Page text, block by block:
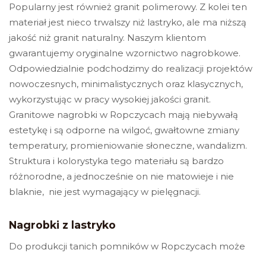
Popularny jest również granit polimerowy. Z kolei ten
materiał jest nieco trwalszy niż lastryko, ale ma niższą
jakość niż granit naturalny. Naszym klientom
gwarantujemy oryginalne wzornictwo nagrobkowe.
Odpowiedzialnie podchodzimy do realizacji projektów
nowoczesnych, minimalistycznych oraz klasycznych,
wykorzystując w pracy wysokiej jakości granit.
Granitowe nagrobki w Ropczycach mają niebywałą
estetykę i są odporne na wilgoć, gwałtowne zmiany
temperatury, promieniowanie słoneczne, wandalizm.
Struktura i kolorystyka tego materiału są bardzo
różnorodne, a jednocześnie on nie matowieje i nie
blaknie, nie jest wymagający w pielęgnacji.
Nagrobki z lastryko
Do produkcji tanich pomników w Ropczycach może